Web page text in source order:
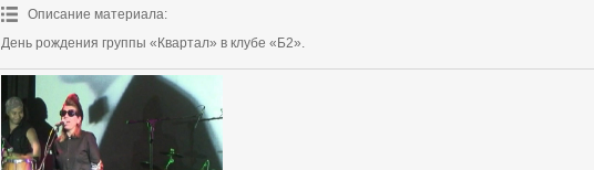
Описание материала:
День рождения группы «Квартал» в клубе «Б2».